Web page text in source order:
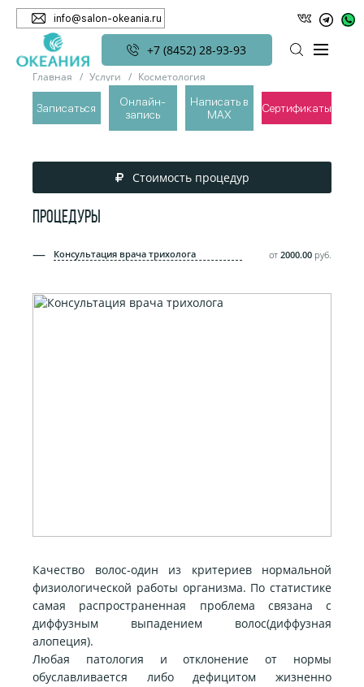
info@salon-okeania.ru
+7 (8452) 28-93-93
Записаться
Онлайн-
запись
Написать в
MAX
Сертификаты
Главная Услуги
Косметология
Трихология (лечение волос)
ТРИХОЛОГИЯ (ЛЕЧЕНИЕ ВОЛОС)
Стоимость процедур
ПРОЦЕДУРЫ
Консультация врача трихолога от 2000.00руб.
Качество волос-один из критериев нормальной
физиологической работы организма. По статистике
самая распространенная проблема связана с
диффузным
выпадением волос(диффузная
алопеция).
Любая патология и отклонение от нормы
обуславливается либо дефицитом жизненно